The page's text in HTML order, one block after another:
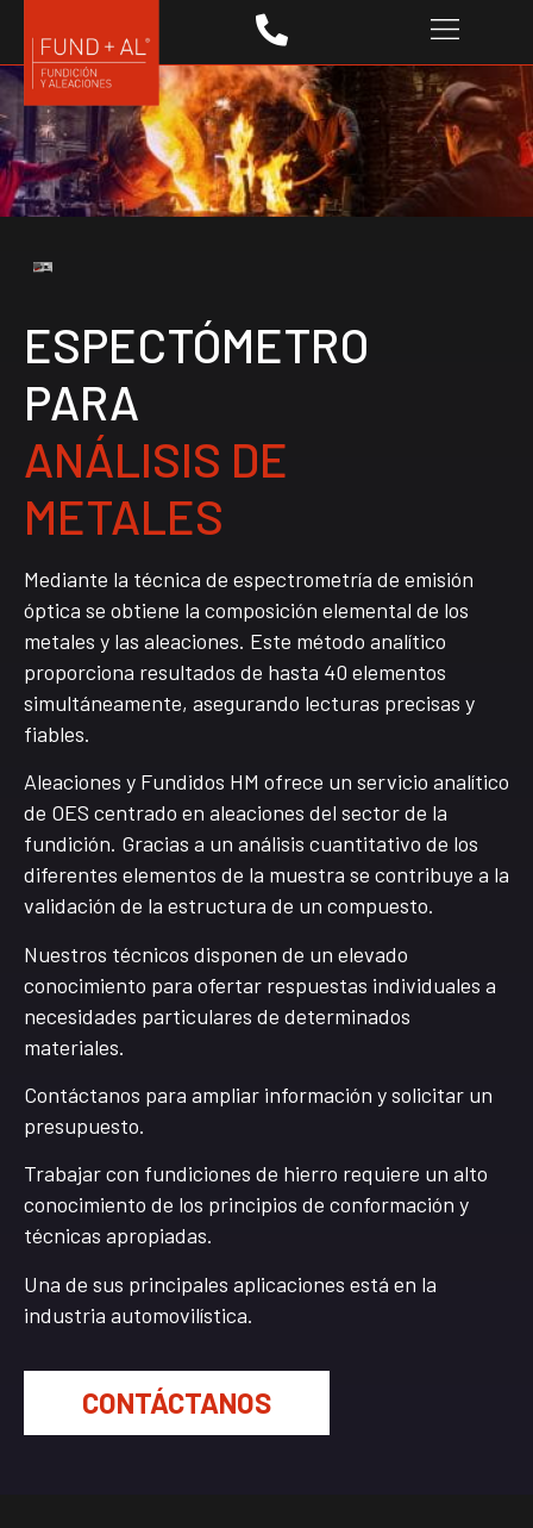
ESPECTÓMETRO
PARA
ANÁLISIS DE
METALES
Mediante la técnica de espectrometría de emisión
óptica se obtiene la composición elemental de los
metales y las aleaciones. Este método analítico
proporciona resultados de hasta 40 elementos
simultáneamente, asegurando lecturas precisas y
fiables.
Aleaciones y Fundidos HM ofrece un servicio analítico
de OES centrado en aleaciones del sector de la
fundición. Gracias a un análisis cuantitativo de los
diferentes elementos de la muestra se contribuye a la
validación de la estructura de un compuesto.
Nuestros técnicos disponen de un elevado
conocimiento para ofertar respuestas individuales a
necesidades particulares de determinados
materiales.
Contáctanos para ampliar información y solicitar un
presupuesto.
Trabajar con fundiciones de hierro requiere un alto
conocimiento de los principios de conformación y
técnicas apropiadas.
Una de sus principales aplicaciones está en la
industria automovilística.
CONTÁCTANOS